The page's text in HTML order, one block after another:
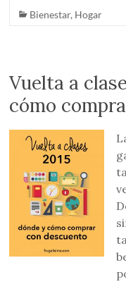
Bienestar, Hogar
Vuelta a
cómo